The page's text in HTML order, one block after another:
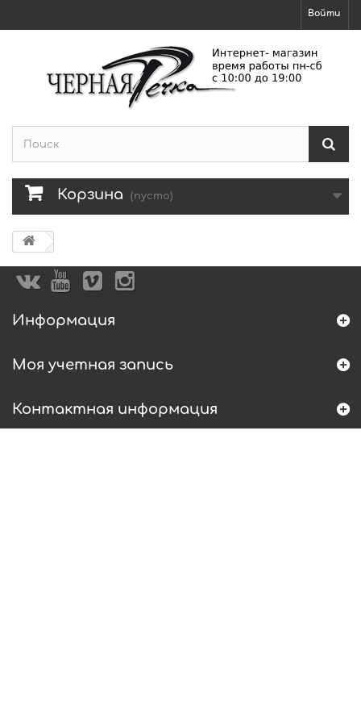
Войти
Корзина (пусто)
Информация
Моя учетная запись
Контактная информация